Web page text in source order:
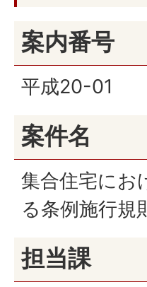
案内番号
平成20-01
案件名
集合住宅にお
る条例施行規
担当課